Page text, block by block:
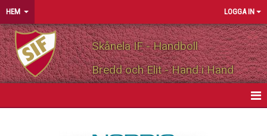
HEM LOGGA IN
Skånela IF - Handboll
Bredd och Elit - Hand i Hand